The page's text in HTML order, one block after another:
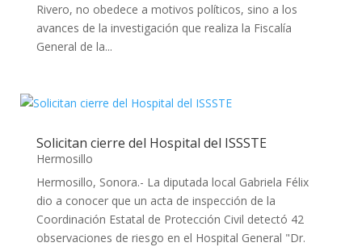
Rivero, no obedece a motivos políticos, sino a los
avances de la investigación que realiza la Fiscalía
General de la...
Solicitan cierre del Hospital del ISSSTE
Hermosillo
Hermosillo, Sonora.- La diputada local Gabriela Félix
dio a conocer que un acta de inspección de la
Coordinación Estatal de Protección Civil detectó 42
observaciones de riesgo en el Hospital General "Dr.